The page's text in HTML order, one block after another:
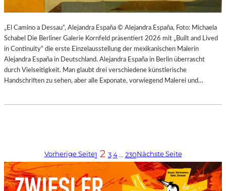
„El Camino a Dessau“, Alejandra España © Alejandra España, Foto: Michaela
Schabel Die Berliner Galerie Kornfeld präsentiert 2026 mit „Built and Lived
in Continuity“ die erste Einzelausstellung der mexikanischen Malerin
Alejandra España in Deutschland. Alejandra España in Berlin überrascht
durch Vielseitigkeit. Man glaubt drei verschiedene künstlerische
Handschriften zu sehen, aber alle Exponate, vorwiegend Malerei und…
Vorherige Seite1 2 3 4 … 230Nächste Seite